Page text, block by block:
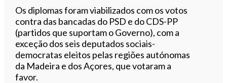
Os diplomas foram viabilizados com os votos
contra das bancadas do PSD e do CDS-PP
(partidos que suportam o Governo), com a
exceção dos seis deputados sociais-
democratas eleitos pelas regiões autónomas
da Madeira e dos Açores, que votaram a
favor.